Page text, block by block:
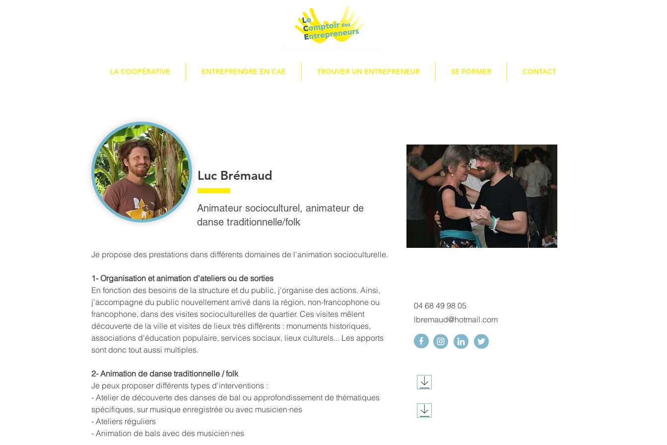
LA COOPÉRATIVE ENTREPRENDRE EN CAE TROUVER UN ENTREPRENEUR SE FORMER CONTACT
Luc Brémaud
Animateur socioculturel, animateur de
danse traditionnelle/folk
Je propose des prestations dans différents domaines de l'animation socioculturelle.
1- Organisation et animation d'ateliers ou de sorties
En fonction des besoins de la structure et du public, j'organise des actions. Ainsi,
j'accompagne du public nouvellement arrivé dans la région, non-francophone ou
francophone, dans des visites socioculturelles de quartier. Ces visites mêlent
découverte de la ville et visites de lieux très différents : monuments historiques,
associations d'éducation populaire, services sociaux, lieux culturels... Les apports
sont donc tout aussi multiples.
2- Animation de danse traditionnelle / folk
Je peux proposer différents types d'interventions :
- Atelier de découverte des danses de bal ou approfondissement de thématiques
spécifiques, sur musique enregistrée ou avec musicien·nes
- Ateliers réguliers
- Animation de bals avec des musicien·nes
04 68 49 98 05
lbremaud@hotmail.com